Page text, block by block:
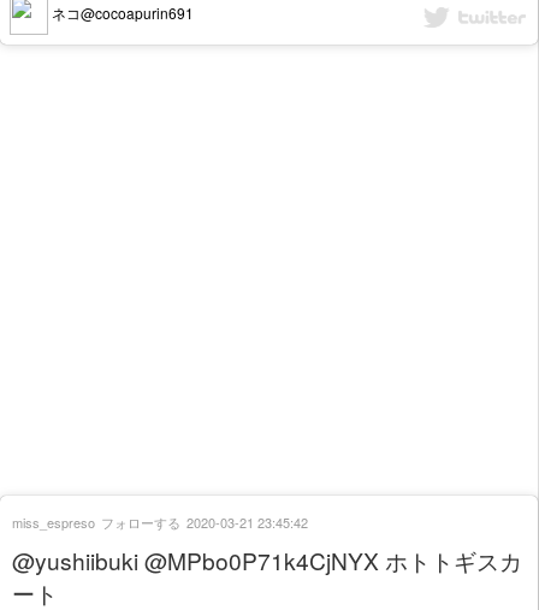
ネコ@cocoapurin691
@yushiibuki @MPbo0P71k4CjNYX ホトトギスカ
ート
miss_espreso フォローする 2020-03-21 23:45:42